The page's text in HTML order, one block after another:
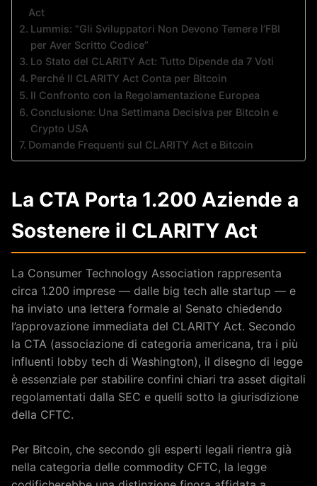
Act
Lummis: “Gli Sviluppatori Non Devono Temere l’FBI
per Aver Scritto Codice”
Lo Stato del CLARITY Act: Tutto Dipende da 7 Voti
Perché Il CLARITY Act Conta per Bitcoin
Il Confronto con la Regolamentazione Europea
Conclusione: Una Settimana Decisiva per Bitcoin e
Crypto USA
Domande Frequenti sul CLARITY Act e Bitcoin
La CTA Porta 1.200 Aziende a
Sostenere il CLARITY Act
La Consumer Technology Association rappresenta
circa 1.200 imprese — dalle big tech alle startup — e
ha inviato una lettera formale al Senato chiedendo
l’approvazione immediata del CLARITY Act. Secondo
la CTA (associazione di categoria americana, tra i più
influenti lobby tech di Washington), il disegno di legge
è essenziale per stabilire confini chiari tra asset digitali
regolamentati dalla SEC e quelli sotto la giurisdizione
della CFTC.
Per Bitcoin, che secondo gli esperti legali rientra già
nella categoria delle commodity CFTC, la legge